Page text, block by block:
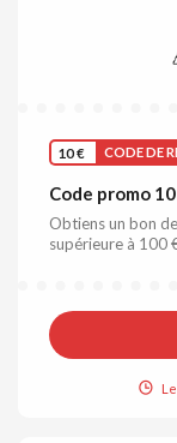
10 € CODE DE
Code promo
Obtiens un bon
supérieure à 100